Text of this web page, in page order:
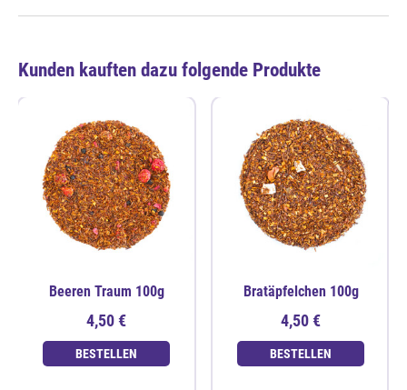
Kunden kauften dazu folgende Produkte
Beeren Traum 100g
4,50 €
BESTELLEN
Bratäpfelchen 100g
4,50 €
BESTELLEN